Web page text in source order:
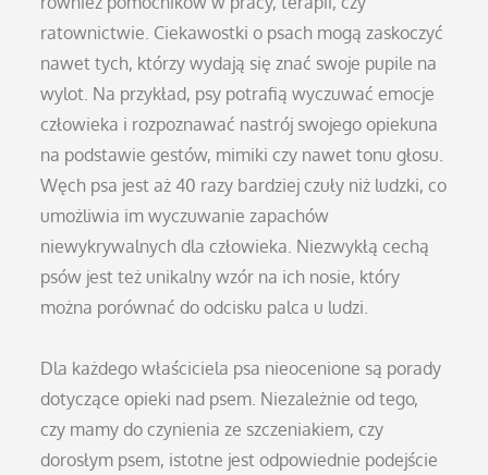
ratownictwie. Ciekawostki o psach mogą zaskoczyć
nawet tych, którzy wydają się znać swoje pupile na
wylot. Na przykład, psy potrafią wyczuwać emocje
człowieka i rozpoznawać nastrój swojego opiekuna
na podstawie gestów, mimiki czy nawet tonu głosu.
Węch psa jest aż 40 razy bardziej czuły niż ludzki, co
umożliwia im wyczuwanie zapachów
niewykrywalnych dla człowieka. Niezwykłą cechą
psów jest też unikalny wzór na ich nosie, który
można porównać do odcisku palca u ludzi.
Dla każdego właściciela psa nieocenione są porady
dotyczące opieki nad psem. Niezależnie od tego,
czy mamy do czynienia ze szczeniakiem, czy
dorosłym psem, istotne jest odpowiednie podejście